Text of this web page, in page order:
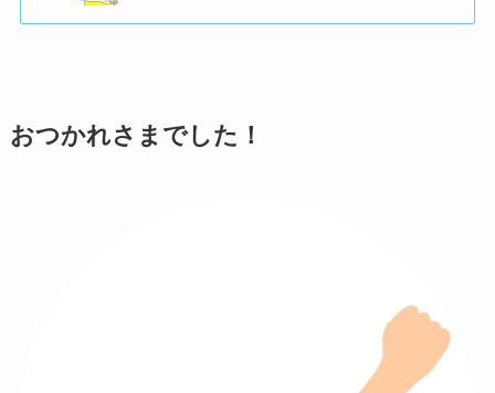
おつかれさまでした！